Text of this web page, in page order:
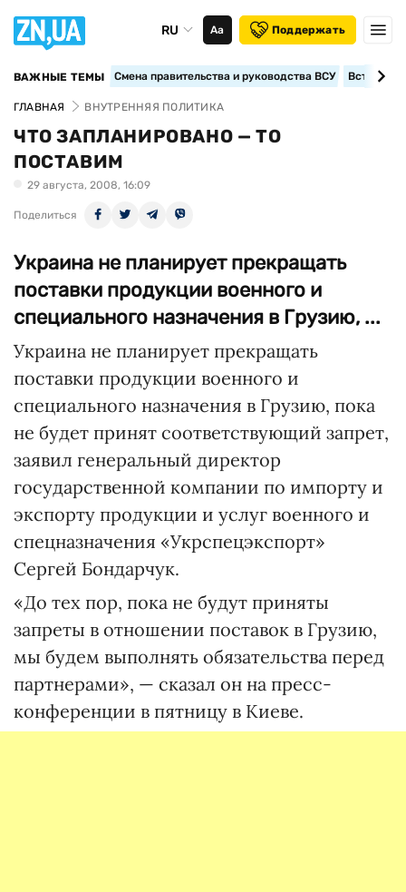
RU Аа Поддержать
ВАЖНЫЕ ТЕМЫ Смена правительства и руководства ВСУ
ГЛАВНАЯ ВНУТРЕННЯЯ ПОЛИТИКА
ЧТО ЗАПЛАНИРОВАНО — ТО
ПОСТАВИМ
29 августа, 2008, 16:09
Поделиться
Украина не планирует прекращать
поставки продукции военного и
специального назначения в Грузию, ...
Украина не планирует прекращать
поставки продукции военного и
специального назначения в Грузию, пока
не будет принят соответствующий запрет,
заявил генеральный директор
государственной компании по импорту и
экспорту продукции и услуг военного и
спецназначения «Укрспецэкспорт»
Сергей Бондарчук.
«До тех пор, пока не будут приняты
запреты в отношении поставок в Грузию,
мы будем выполнять обязательства перед
партнерами», — сказал он на пресс-
конференции в пятницу в Киеве.